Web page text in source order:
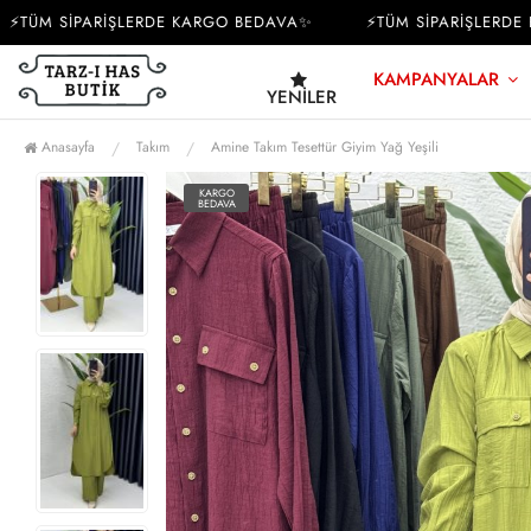
SİPARİŞLERDE KARGO BEDAVA✨ ⚡TÜM SİPARİŞLERDE
YENILER
KAMPANYALAR
Anasayfa Takım Amine Takım Tesettür Giyim Yağ Yeşili
KARGO
BEDAVA